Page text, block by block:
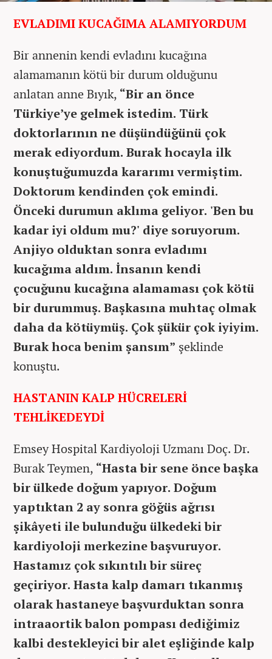
EVLADIMI KUCAĞIMA ALAMIYORDUM
Bir annenin kendi evladını kucağına
alamamanın kötü bir durum olduğunu
anlatan anne Bıyık, “Bir an önce
Türkiye’ye gelmek istedim. Türk
doktorlarının ne düşündüğünü çok
merak ediyordum. Burak hocayla ilk
konuştuğumuzda kararımı vermiştim.
Doktorum kendinden çok emindi.
Önceki durumun aklıma geliyor. 'Ben bu
kadar iyi oldum mu?' diye soruyorum.
Anjiyo olduktan sonra evladımı
kucağıma aldım. İnsanın kendi
çocuğunu kucağına alamaması çok kötü
bir durummuş. Başkasına muhtaç olmak
daha da kötüymüş. Çok şükür çok iyiyim.
Burak hoca benim şansım” şeklinde
konuştu.
HASTANIN KALP HÜCRELERİ
TEHLİKEDEYDİ
Emsey Hospital Kardiyoloji Uzmanı Doç. Dr.
Burak Teymen, “Hasta bir sene önce başka
bir ülkede doğum yapıyor. Doğum
yaptıktan 2 ay sonra göğüs ağrısı
şikâyeti ile bulunduğu ülkedeki bir
kardiyoloji merkezine başvuruyor.
Hastamız çok sıkıntılı bir süreç
geçiriyor. Hasta kalp damarı tıkanmış
olarak hastaneye başvurduktan sonra
intraaortik balon pompası dediğimiz
kalbi destekleyici bir alet eşliğinde kalp